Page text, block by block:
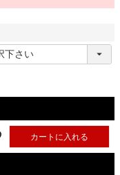
カートに入れる